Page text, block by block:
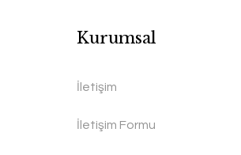
Kurumsal
İletişim
İletişim Formu